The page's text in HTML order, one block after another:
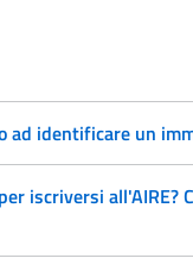
ad identificare un
iscriversi all'AIRE?